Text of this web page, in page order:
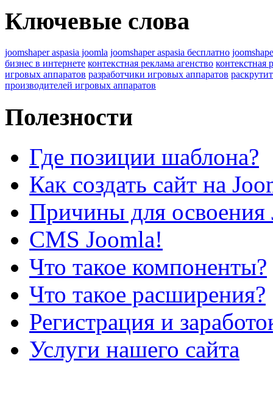
Ключевые слова
joomshaper aspasia joomla joomshaper aspasia бесплатно
бизнес в интернете контекстная реклама агенство контекстная
игровых аппаратов разработчики игровых аппаратов
производителей игровых аппаратов
Полезности
Где позиции шаблона?
Как создать сайт на
Причины для освоения
CMS Joomla!
Что такое компоненты?
Что такое расширения?
Регистрация и
Услуги нашего сайта